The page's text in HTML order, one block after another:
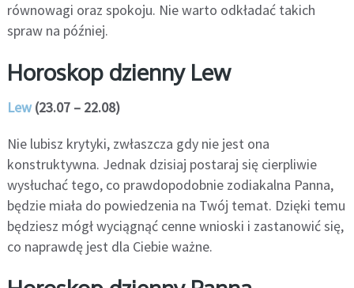
równowagi oraz spokoju. Nie warto odkładać takich
spraw na później.
Horoskop dzienny Lew
Lew(23.07 – 22.08)
Nie lubisz krytyki, zwłaszcza gdy nie jest ona
konstruktywna. Jednak dzisiaj postaraj się cierpliwie
wysłuchać tego, co prawdopodobnie zodiakalna Panna,
będzie miała do powiedzenia na Twój temat. Dzięki temu
będziesz mógł wyciągnąć cenne wnioski i zastanowić się,
co naprawdę jest dla Ciebie ważne.